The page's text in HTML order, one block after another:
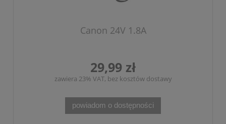
Canon 24V 1.8A
29,99 zł
zawiera 23% VAT, bez kosztów dostawy
powiadom o dostępności